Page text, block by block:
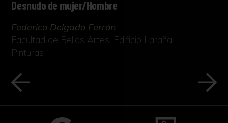
Desnudo de mujer/Hombre
Federico Delgado Ferrón
Facultad de Bellas Artes. Edificio Laraña
Pinturas